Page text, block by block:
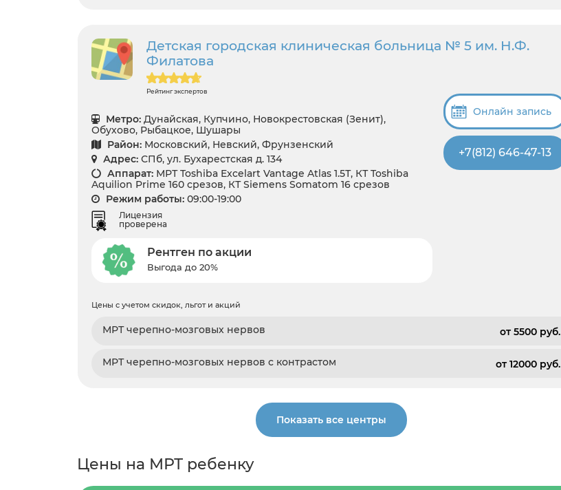
Детская городская клиническая больница № 5 им. Н.Ф.
Филатова
Рейтинг экспертов
Метро: Дунайская, Купчино, Новокрестовская (Зенит),
Обухово, Рыбацкое, Шушары
Район: Московский, Невский, Фрунзенский
Адрес: СПб, ул. Бухарестская д. 134
Аппарат: МРТ Toshiba Excelart Vantage Atlas 1.5Т, КТ Toshiba
Aquilion Prime 160 срезов, КТ Siemens Somatom 16 срезов
Режим работы: 09:00-19:00
Лицензия
проверена
Рентген по акции
Выгода до 20%
Онлайн запись
+7(812) 646-47-13
Цены с учетом скидок, льгот и акций
МРТ черепно-мозговых нервов от 5500 pуб.
МРТ черепно-мозговых нервов с контрастом от 12000 pуб.
Показать все центры
Цены на МРТ ребенку